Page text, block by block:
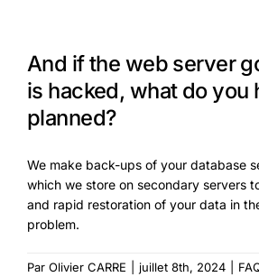
And if the web server
is hacked, what do you
planned?
We make back-ups of your database
which we store on secondary servers
and rapid restoration of your data in
problem.
Par Olivier CARRE juillet 8th, 2024